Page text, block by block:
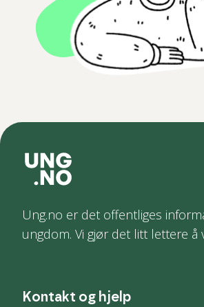
Ung.no er det offentliges
ungdom. Vi gjør det litt lettere å
Kontakt og hjelp